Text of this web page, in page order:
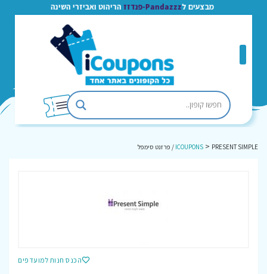
מבצעים לPandazzz-פנדזז הריהוט ואביזרי השינה
ICOUPONS > PRESENT SIMPLE / פרזנט סימפל
הכנס חנות למועדפים